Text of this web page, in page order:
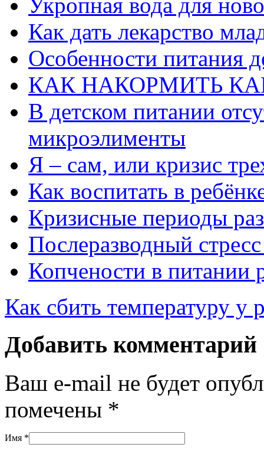
Как дать лекарство
Особенности питания
КАК НАКОРМИТЬ
В детском питании
микроэлименты
Я – сам, или кризис
Как воспитать в
Кризисные периоды
Послеразводный
Копчености в питании
Как сбить температуру у
Добавить комментарий
Ваш e-mail не будет
помечены *
Имя *